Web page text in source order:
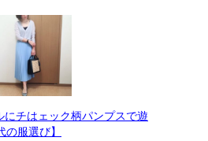
にチはェック柄パンプスで遊
服選び】